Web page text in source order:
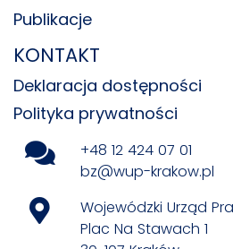
Publikacje
KONTAKT
Deklaracja dostępności
Polityka prywatności
+48 12 424 07 01
bz@wup-krakow.pl
Wojewódzki Urząd
Plac Na Stawach 1